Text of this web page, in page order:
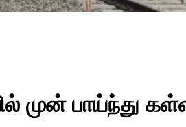
முன் பாய்ந்து